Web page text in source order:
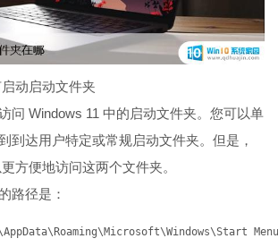
动启动文件夹
问 Windows 11 中的启动文件夹。您可以单
到达用户特定或常规启动文件夹。但是，
方便地访问这两个文件夹。
路径是：